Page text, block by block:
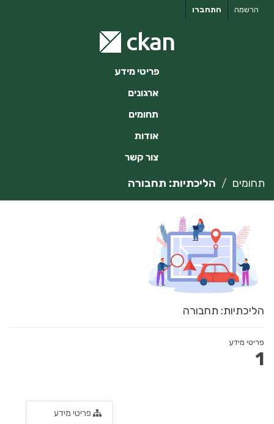
התחברו הרשמה
פריטי מידע
ארגונים
תחומים
אודות
צור קשר
תחומים הליכתיות: תחבורה
הליכתיות: תחבורה
פריטי מידע
1
פריטי מידע